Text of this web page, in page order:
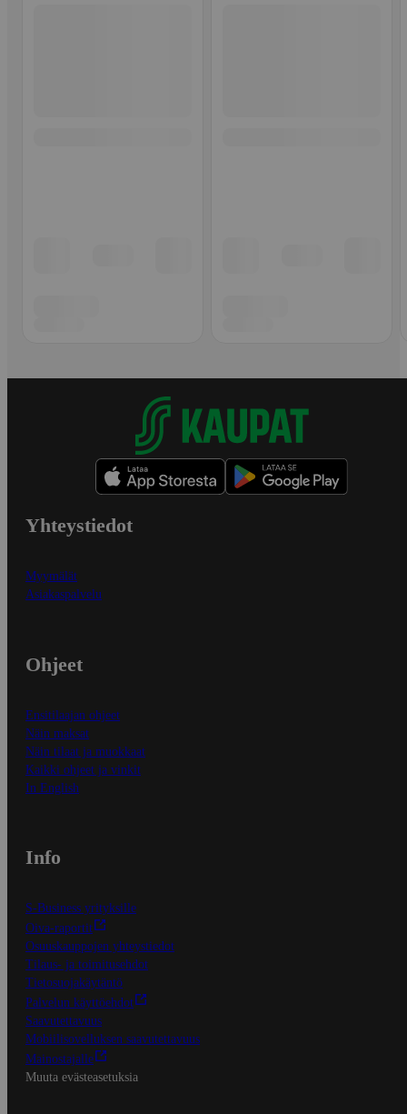
Yhteystiedot
Myymälät
Asiakaspalvelu
Ohjeet
Ensitilaajan ohjeet
Näin maksat
Näin tilaat ja muokkaat
Kaikki ohjeet ja vinkit
In English
Info
S-Business yrityksille
Oiva-raportit
Osuuskauppojen yhteystiedot
Tilaus- ja toimitusehdot
Tietosuojakäytäntö
Palvelun käyttöehdot
Saavutettavuus
Mobiilisovelluksen saavutettavuus
Mainostajalle
Muuta evästeasetuksia